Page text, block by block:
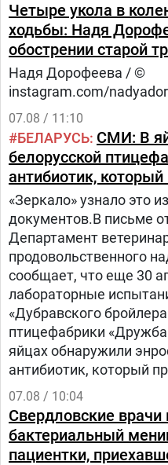
Четыре укола в
ходьбы: Надя
обострении старой
Надя Дорофеева / ©
instagram.com/
07.08 / 11:10
БЕЛАРУСЬ СМИ: В
белорусской
антибиотик,
«Зеркало» узнало это
документов.В письме
Департамент
продовольственного
сообщает, что еще 30
лабораторные
«Дубравского
птицефабрики
яйцах обнаружили
антибиотик, который
ветеринарии для
домашних животных и
07.08 / 10:04
Свердловские
бактериальный
пациентки,